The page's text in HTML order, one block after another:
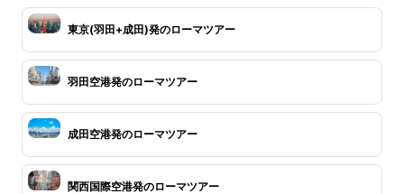
東京(羽田+成田)発のローマツアー
羽田空港発のローマツアー
成田空港発のローマツアー
関西国際空港発のローマツアー